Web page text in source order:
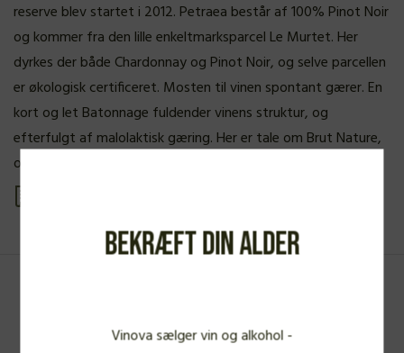
reserve blev startet i 2012. Petraea består af 100% Pinot Noir
og kommer fra den lille enkeltmarksparcel Le Murtet. Her
dyrkes der både Chardonnay og Pinot Noir, og selve parcellen
er økologisk certificeret. Mosten til vinen spontant gærer. En
kort og let Batonnage fuldender vinens struktur, og
efterfulgt af malolaktisk gæring. Her er tale om Brut Nature,
og der tilførers derfor ingen dosage.
Fra samme vinbonde
Bekræft din alder
Vinova sælger vin og alkohol -